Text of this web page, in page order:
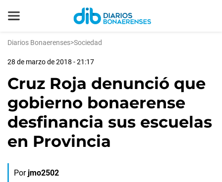
Diarios Bonaerenses>Sociedad
28 de marzo de 2018 - 21:17
Cruz Roja denunció que
gobierno bonaerense
desfinancia sus escuelas
en Provincia
Por jmo2502